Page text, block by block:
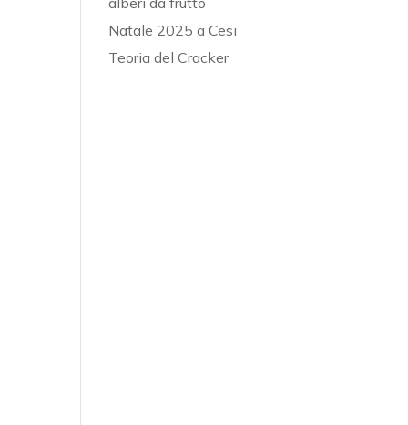
Natale 2025 a Cesi
Teoria del Cracker